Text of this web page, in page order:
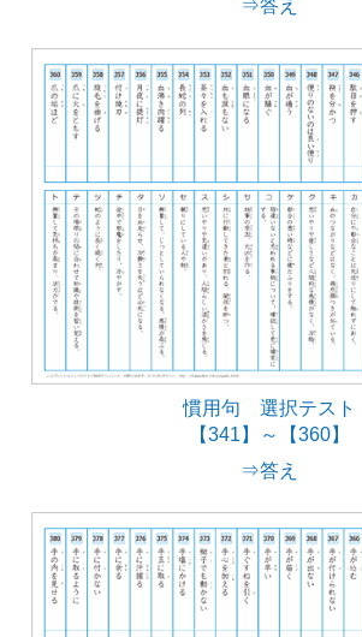
⇒答え
慣用句 選択テスト
【341】～【360】
⇒答え